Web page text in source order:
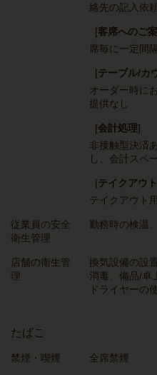
絡先の記入依
[客席へのご
席毎に一定間
[テーブル/カ
オーダー時に
提供なし
[会計処理]
非接触型決済
し
会計スペ
[テイクアウ
テイクアウト
従業員の安全
衛生管理
勤務時の検温
店舗の衛生管
理
換気設備の設
消毒
備品/卓
ドライヤーの
たばこ
禁煙・喫煙 全席禁煙